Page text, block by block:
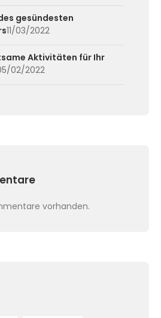
gesündesten
11/03/2022
Aktivitäten für Ihr
02/2022
vorhanden.